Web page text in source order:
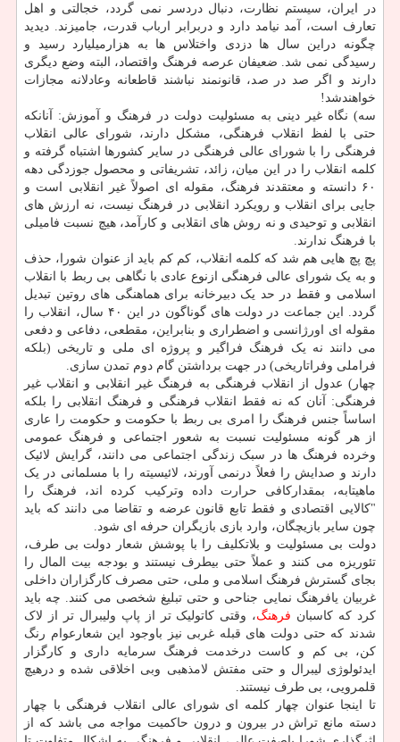
در ایران، سیستم نظارت، دنبال دردسر نمی گردد، خجالتی و اهل
تعارف است، آمد نیامد دارد و دربرابر ارباب قدرت، جامیزند. دیدید
چگونه دراین سال ها دزدی واختلاس ها به هزارمیلیارد رسید و
رسیدگی نمی شد. ضعیفان عرصه فرهنگ واقتصاد، البته وضع دیگری
دارند و اگر صد در صد، قانونمند نباشند قاطعانه وعادلانه مجازات
خواهندشد!
سه) نگاه غیر دینی به مسئولیت دولت در فرهنگ و آموزش: آنانکه
حتی با لفظ انقلاب فرهنگی، مشکل دارند، شورای عالی انقلاب
فرهنگی را با شورای عالی فرهنگی در سایر کشورها اشتباه گرفته و
کلمه انقلاب را در این میان، زائد، تشریفاتی و محصول جوزدگی دهه
۶۰ دانسته و معتقدند فرهنگ، مقوله ای اصولاً غیر انقلابی است و
جایی برای انقلاب و رویکرد انقلابی در فرهنگ نیست، نه ارزش های
انقلابی و توحیدی و نه روش های انقلابی و کارآمد، هیچ نسبت فامیلی
با فرهنگ ندارند.
پچ پچ هایی هم شد که کلمه انقلاب، کم کم باید از عنوان شورا، حذف
و به یک شورای عالی فرهنگی ازنوع عادی با نگاهی بی ربط با انقلاب
اسلامی و فقط در حد یک دبیرخانه برای هماهنگی های روتین تبدیل
گردد. این جماعت در دولت های گوناگون در این ۴۰ سال، انقلاب را
مقوله ای اورژانسی و اضطراری و بنابراین، مقطعی، دفاعی و دفعی
می دانند نه یک فرهنگ فراگیر و پروژه ای ملی و تاریخی (بلکه
فراملی وفراتاریخی) در جهت برداشتن گام دوم تمدن سازی.
چهار) عدول از انقلاب فرهنگی به فرهنگ غیر انقلابی و انقلاب غیر
فرهنگی: آنان که نه فقط انقلاب فرهنگی و فرهنگ انقلابی را بلکه
اساساً جنس فرهنگ را امری بی ربط با حکومت و حکومت را عاری
از هر گونه مسئولیت نسبت به شعور اجتماعی و فرهنگ عمومی
وخرده فرهنگ ها در سبک زندگی اجتماعی می دانند، گرایش لائیک
دارند و صدایش را فعلاً درنمی آورند، لائیسیته را با مسلمانی در یک
ماهیتابه، بمقدارکافی حرارت داده وترکیب کرده اند، فرهنگ را
"کالایی اقتصادی و فقط تابع قانون عرضه و تقاضا می دانند که باید
چون سایر بازیچگان، وارد بازی بازیگران حرفه ای شود.
دولت بی مسئولیت و بلاتکلیف را با پوشش شعار دولت بی طرف،
تئوریزه می کنند و عملاً حتی بیطرف نیستند و بودجه بیت المال را
بجای گسترش فرهنگ اسلامی و ملی، حتی مصرف کارگزاران داخلی
غربیان یافرهنگ نمایی جناحی و حتی تبلیغ شخصی می کنند. چه باید
کرد که کاسبان فرهنگ، وقتی کاتولیک تر از پاپ ولیبرال تر از لاک
شدند که حتی دولت های قبله غربی نیز باوجود این شعارعوام رنگ
کن، بی کم و کاست درخدمت فرهنگ سرمایه داری و کارگزار
ایدئولوژی لیبرال و حتی مفتش لامذهبی وبی اخلاقی شده و درهیچ
قلمرویی، بی طرف نیستند.
تا اینجا عنوان چهار کلمه ای شورای عالی انقلاب فرهنگی با چهار
دسته مانع تراش در بیرون و درون حاکمیت مواجه می باشد که از